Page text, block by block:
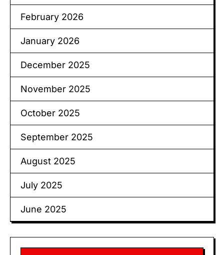
February 2026
January 2026
December 2025
November 2025
October 2025
September 2025
August 2025
July 2025
June 2025